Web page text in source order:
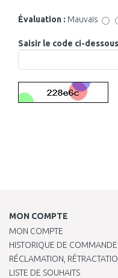
Évaluation : Mauvais
Saisir le code ci-
MON COMPTE
MON COMPTE
HISTORIQUE DE
RÉCLAMATION,
LISTE DE SOUHAITS